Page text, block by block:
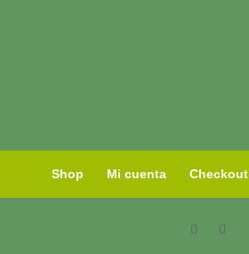
Shop Mi cuenta Checkout